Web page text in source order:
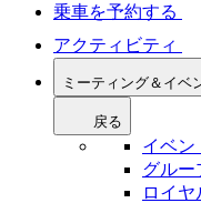
乗車を予約する
アクティビティ
ミーティング＆イベ
戻る
イベン
グルー
ロイ